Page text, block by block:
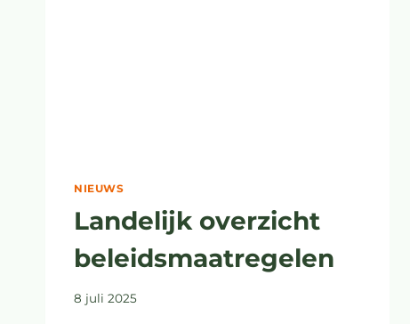
NIEUWS
Landelijk overzicht
beleidsmaatregelen
8 juli 2025